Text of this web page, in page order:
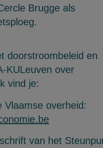
Brugge als
doorstroombeleid en
KULeuven over
vind je:
Vlaamse overheid:
van het